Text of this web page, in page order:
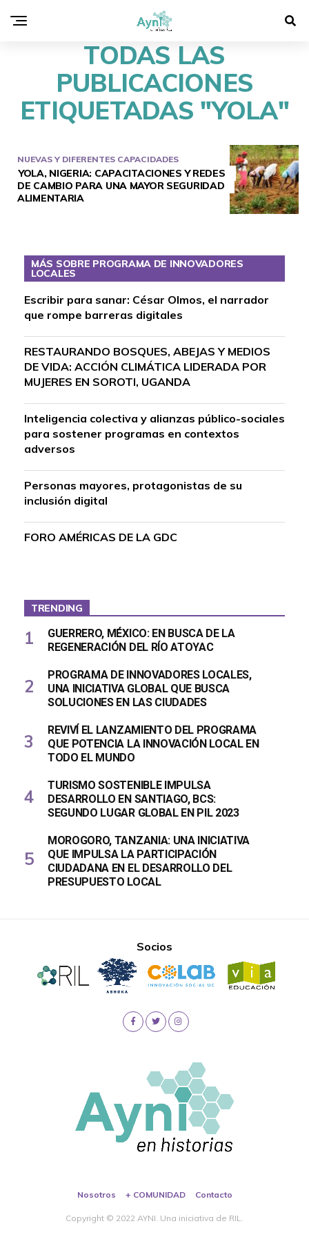
TODAS LAS
PUBLICACIONES
ETIQUETADAS "YOLA"
NUEVAS Y DIFERENTES CAPACIDADES
YOLA, NIGERIA: CAPACITACIONES Y REDES
DE CAMBIO PARA UNA MAYOR SEGURIDAD
ALIMENTARIA
MÁS SOBRE PROGRAMA DE INNOVADORES
LOCALES
Escribir para sanar: César Olmos, el narrador
que rompe barreras digitales
RESTAURANDO BOSQUES, ABEJAS Y MEDIOS
DE VIDA: ACCIÓN CLIMÁTICA LIDERADA POR
MUJERES EN SOROTI, UGANDA
Inteligencia colectiva y alianzas público-sociales
para sostener programas en contextos
adversos
Personas mayores, protagonistas de su
inclusión digital
FORO AMÉRICAS DE LA GDC
TRENDING
GUERRERO, MÉXICO: EN BUSCA DE LA
REGENERACIÓN DEL RÍO ATOYAC
PROGRAMA DE INNOVADORES LOCALES,
UNA INICIATIVA GLOBAL QUE BUSCA
SOLUCIONES EN LAS CIUDADES
REVIVÍ EL LANZAMIENTO DEL PROGRAMA
QUE POTENCIA LA INNOVACIÓN LOCAL EN
TODO EL MUNDO
TURISMO SOSTENIBLE IMPULSA
DESARROLLO EN SANTIAGO, BCS:
SEGUNDO LUGAR GLOBAL EN PIL 2023
MOROGORO, TANZANIA: UNA INICIATIVA
QUE IMPULSA LA PARTICIPACIÓN
CIUDADANA EN EL DESARROLLO DEL
PRESUPUESTO LOCAL
Socios
Nosotros + COMUNIDAD Contacto
Copyright © 2022 AYNI. Una iniciativa de RIL.